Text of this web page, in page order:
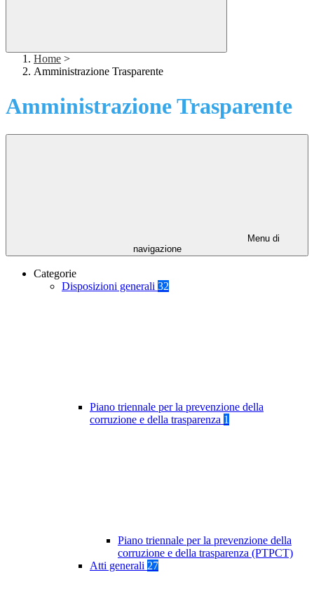
Home >
Amministrazione Trasparente
Amministrazione Trasparente
Menu di
navigazione
Categorie
Disposizioni generali 32
Piano triennale per la prevenzione della
corruzione e della trasparenza 1
Piano triennale per la prevenzione della
corruzione e della trasparenza (PTPCT)
Atti generali 27